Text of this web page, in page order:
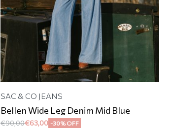
SAC & CO JEANS
Bellen Wide Leg Denim Mid Blue
€90,00€63,00 -30% OFF